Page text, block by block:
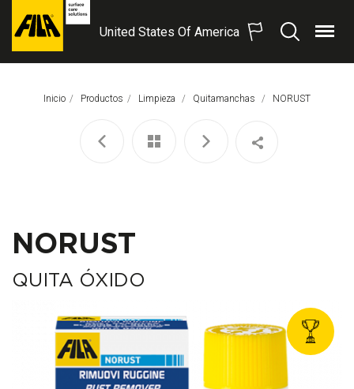
FILA
United States Of America
BuscarMenú
Inicio Productos Limpieza Quitamanchas Página Actual:
NORUST
NORUST
QUITA ÓXIDO